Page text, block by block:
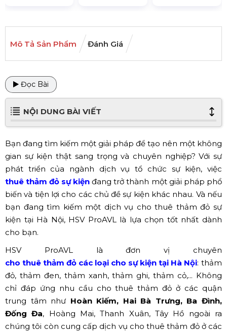
Mô Tả Sản Phẩm Đánh Giá
Đọc Bài
NỘI DUNG BÀI VIẾT
Bạn đang tìm kiếm một giải pháp để tạo nên một không
gian sự kiện thật sang trọng và chuyên nghiệp? Với sự
phát triển của ngành dịch vụ tổ chức sự kiện, việc
thuê thảm đỏ sự kiện đang trở thành một giải pháp phổ
biến và tiện lợi cho các chủ đề sự kiện khác nhau. Và nếu
bạn đang tìm kiếm một dịch vụ cho thuê thảm đỏ sự
kiện tại Hà Nội, HSV ProAVL là lựa chọn tốt nhất dành
cho bạn.
HSV ProAVL là đơn vị chuyên
cho thuê thảm đỏ các loại cho sự kiện tại Hà Nội: thảm
đỏ, thảm đen, thảm xanh, thảm ghi, thảm cỏ,... Không
chỉ đáp ứng nhu cầu cho thuê thảm đỏ ở các quận
trung tâm như Hoàn Kiếm, Hai Bà Trưng, Ba Đình,
Đống Đa, Hoàng Mai, Thanh Xuân, Tây Hồ ngoài ra
chúng tôi còn cung cấp dịch vụ cho thuê thảm đỏ ở các